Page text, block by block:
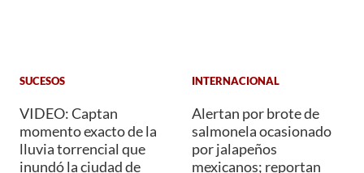
SUCESOS
VIDEO: Captan
momento exacto de la
lluvia torrencial que
inundó la ciudad de
INTERNACIONAL
Alertan por brote de
salmonela ocasionado
por jalapeños
mexicanos; reportan